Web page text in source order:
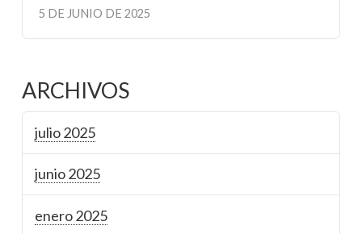
5 DE JUNIO DE 2025
ARCHIVOS
julio 2025
junio 2025
enero 2025